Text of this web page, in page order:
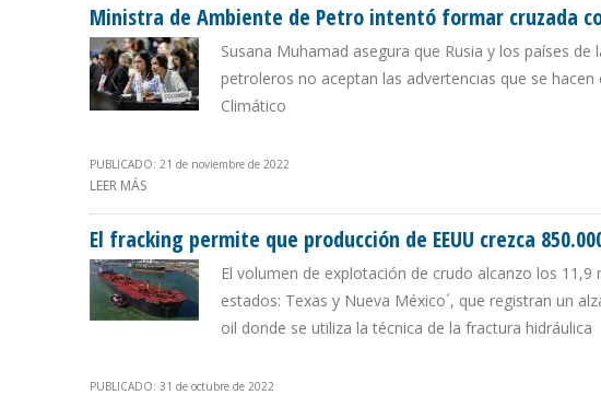
Ministra de Ambiente de Petro intentó formar cruzada
Susana Muhamad asegura que Rusia y los países
petroleros no aceptan las advertencias que se
Climático
PUBLICADO: 21 de noviembre de 2022
LEER MÁS
El fracking permite que producción de EEUU crezca
El volumen de explotación de crudo alcanzo los
estados: Texas y Nueva México´, que registran un
oil donde se utiliza la técnica de la fractura hidráulica
PUBLICADO: 31 de octubre de 2022